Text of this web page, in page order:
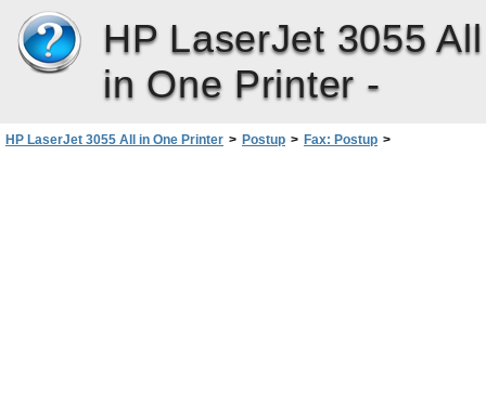
HP LaserJet 3055 All
in One Printer -
HP LaserJet 3055 All in One Printer > Postup > Fax: Postup >